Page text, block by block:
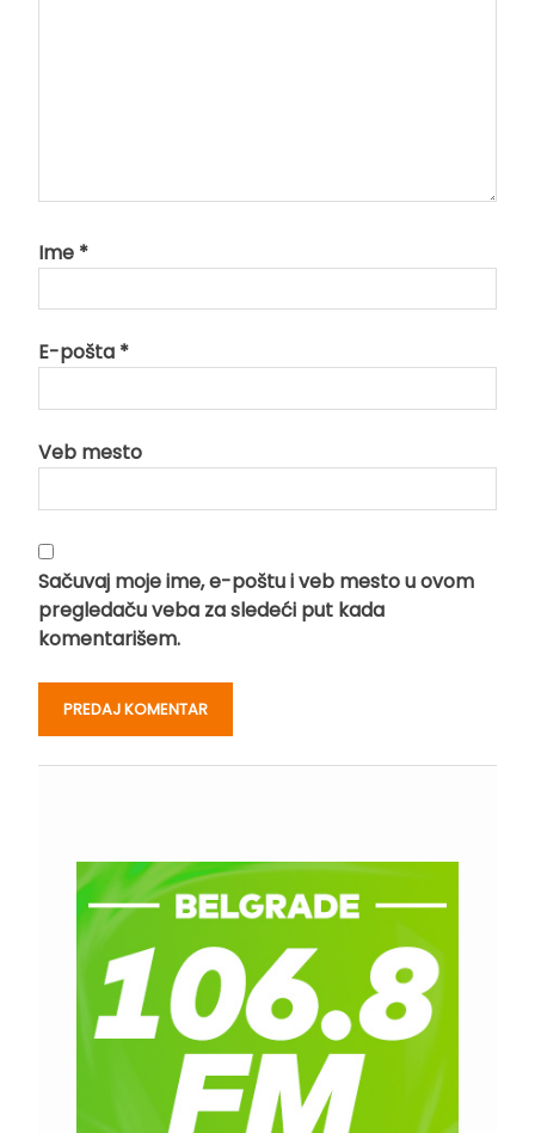
Ime *
E-pošta *
Veb mesto
Sačuvaj moje ime, e-poštu i veb mesto u ovom
pregledaču veba za sledeći put kada
komentarišem.